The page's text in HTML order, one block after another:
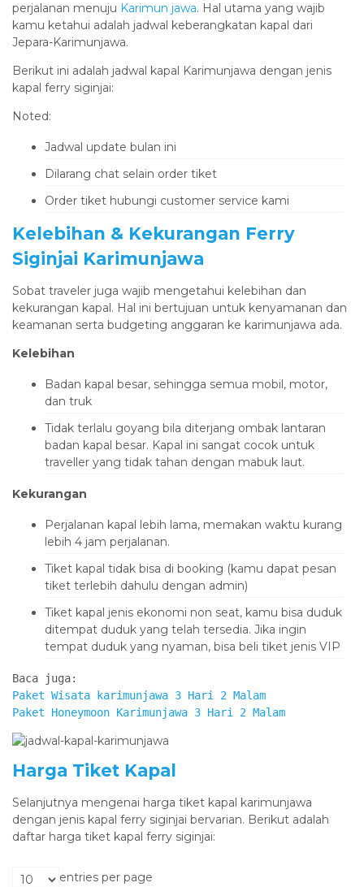
perjalanan menuju Karimun jawa. Hal utama yang wajib
kamu ketahui adalah jadwal keberangkatan kapal dari
Jepara-Karimunjawa.
Berikut ini adalah jadwal kapal Karimunjawa dengan jenis
kapal ferry siginjai:
Noted:
Jadwal update bulan ini
Dilarang chat selain order tiket
Order tiket hubungi customer service kami
Kelebihan & Kekurangan Ferry
Siginjai Karimunjawa
Sobat traveler juga wajib mengetahui kelebihan dan
kekurangan kapal. Hal ini bertujuan untuk kenyamanan dan
keamanan serta budgeting anggaran ke karimunjawa ada.
Kelebihan
Badan kapal besar, sehingga semua mobil, motor,
dan truk
Tidak terlalu goyang bila diterjang ombak lantaran
badan kapal besar. Kapal ini sangat cocok untuk
traveller yang tidak tahan dengan mabuk laut.
Kekurangan
Perjalanan kapal lebih lama, memakan waktu kurang
lebih 4 jam perjalanan.
Tiket kapal tidak bisa di booking (kamu dapat pesan
tiket terlebih dahulu dengan admin)
Tiket kapal jenis ekonomi non seat, kamu bisa duduk
ditempat duduk yang telah tersedia. Jika ingin
tempat duduk yang nyaman, bisa beli tiket jenis VIP
Paket Wisata karimunjawa 3 Hari 2 Malam
Paket Honeymoon Karimunjawa 3 Hari 2 Malam
Harga Tiket Kapal
Selanjutnya mengenai harga tiket kapal karimunjawa
dengan jenis kapal ferry siginjai bervarian. Berikut adalah
daftar harga tiket kapal ferry siginjai:
entries per page